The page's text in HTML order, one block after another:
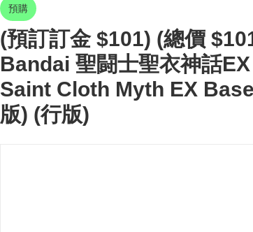
預購
(預訂訂金 $101) (總價
Bandai 聖闘士聖衣神話
Saint Cloth Myth EX
版) (行版)